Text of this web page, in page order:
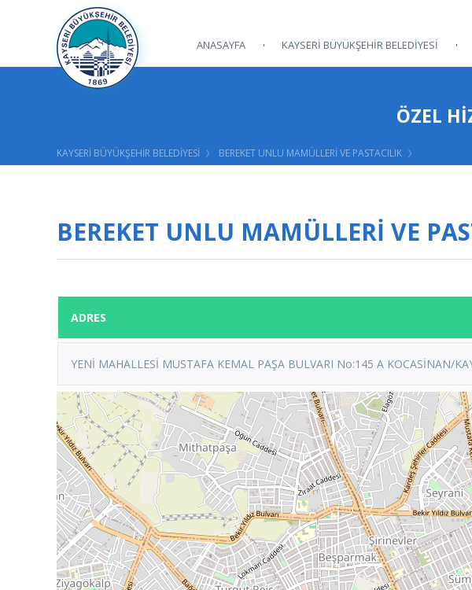
ANASAYFA KAYSERİ BÜYÜKŞEHİR BELEDİYESİ
ÖZEL
KAYSERİ BÜYÜKŞEHİR BELEDİYESİ BEREKET UNLU MAMÜLLERİ VE PASTACILIK
BEREKET UNLU MAMÜLLERİ VE
ADRES
YENİ MAHALLESİ MUSTAFA KEMAL PAŞA BULVARI No:145 A KOCASİNAN/